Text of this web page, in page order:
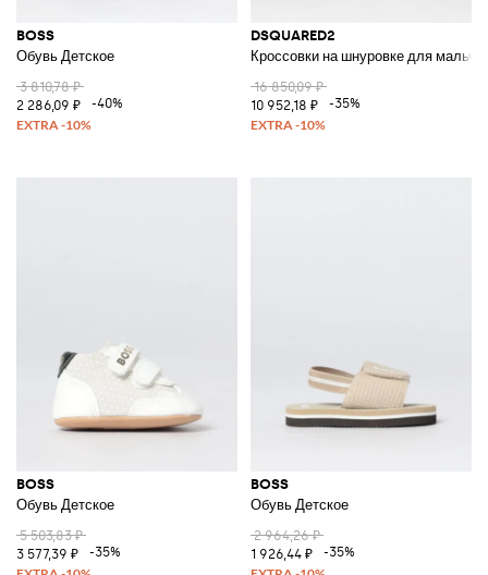
BOSS
Обувь Детское
3 810,78 ₽
2 286,09 ₽
-40%
DSQUARED2
Кроссовки на шнуровке для
16 850,09 ₽
10 952,18 ₽
-35%
BOSS
Обувь Детское
5 503,83 ₽
3 577,39 ₽
-35%
BOSS
Обувь Детское
2 964,26 ₽
1 926,44 ₽
-35%